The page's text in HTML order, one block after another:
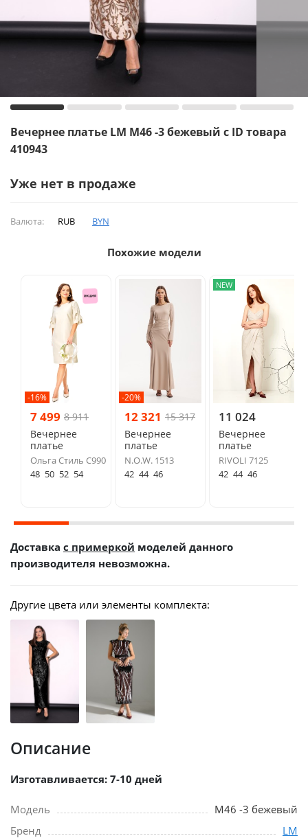
Вечернее платье LM М46 -3 бежевый с ID товара
410943
Уже нет в продаже
Валюта: RUB BYN
Похожие модели
-16%
7 499 8 911
Вечернее
платье
Ольга Стиль С990
48 50 52 54
-20%
12 321 15 317
Вечернее
платье
N.O.W. 1513
42 44 46
NEW
11 024
Вечернее
платье
RIVOLI 7125
42 44 46
Доставка с примеркой моделей данного
производителя невозможна.
Другие цвета или элементы комплекта:
Описание
Изготавливается: 7-10 дней
Модель
М46 -3 бежевый
Бренд
LM